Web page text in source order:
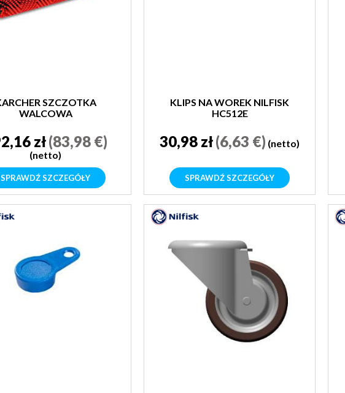
SZCZOTKA
WALCOWA
zł(83,98 €)
(netto)
SPRAWDŹ SZCZEGÓŁY
KLIPS NA WOREK NILFISK
HC512E
30,98 zł(6,63 €) (netto)
SPRAWDŹ SZCZEGÓŁY